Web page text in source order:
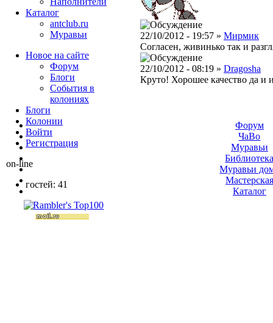
22/10/2012 - 19:57 » Мирмик
Согласен, живинько так и
22/10/2012 - 08:19 » Dragosha
Круто! Хорошее качество да и
Каталог
antclub.ru
Муравьи
Новое на сайте
Форум
Блоги
События в
колониях
Блоги
Колонии
Войти
Peгиcтpaция
on-line
гостей: 41
Форум
ЧаВо
Муравьи
Муравьи
Мастерская
Каталог